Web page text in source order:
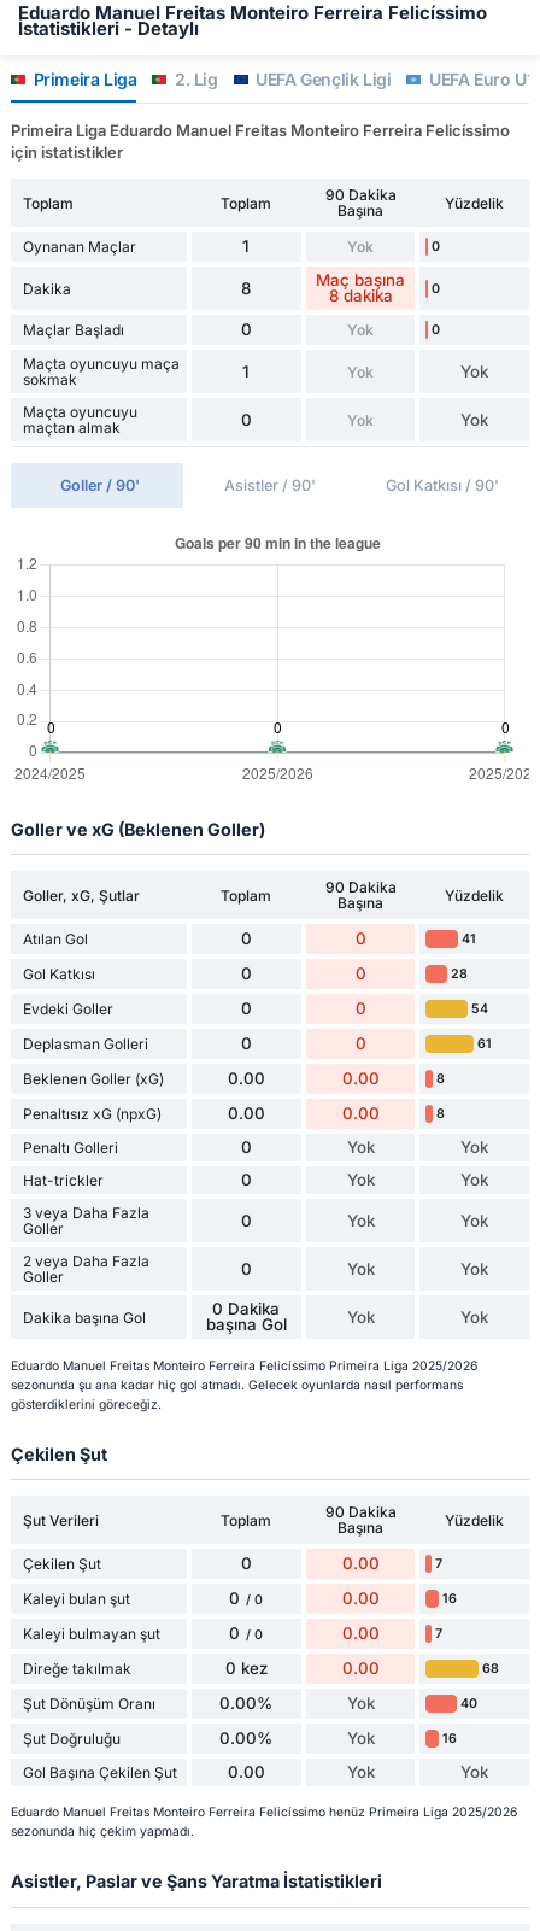
Eduardo Manuel Freitas Monteiro Ferreira Felicíssimo
İstatistikleri - Detaylı
Primeira Liga 2. Lig UEFA Gençlik Ligi UEFA Euro
Primeira Liga Eduardo Manuel Freitas Monteiro Ferreira Felicíssimo
için istatistikler
Toplam Toplam
90 Dakika
Başına
Yüzdelik
Oynanan Maçlar 1 Yok 0
Dakika 8
Maç başına
8 dakika
0
Maçlar Başladı 0 Yok 0
Maçta oyuncuyu maça
sokmak
1 Yok Yok
Maçta oyuncuyu
maçtan almak
0 Yok Yok
Goller / 90' Asistler / 90' Gol Katkısı / 90'
Goller ve xG (Beklenen Goller)
Goller, xG, Şutlar Toplam
90 Dakika
Başına
Yüzdelik
Atılan Gol 0 0 41
Gol Katkısı 0 0 28
Evdeki Goller 0 0 54
Deplasman Golleri 0 0 61
Beklenen Goller (xG) 0.00 0.00 8
Penaltısız xG (npxG) 0.00 0.00 8
Penaltı Golleri 0 Yok Yok
Hat-trickler 0 Yok Yok
3 veya Daha Fazla
Goller
0 Yok Yok
2 veya Daha Fazla
Goller
0 Yok Yok
Dakika başına Gol
0 Dakika
başına Gol
Yok Yok
Eduardo Manuel Freitas Monteiro Ferreira Felicíssimo Primeira Liga 2025/2026
sezonunda şu ana kadar hiç gol atmadı. Gelecek oyunlarda nasıl performans
gösterdiklerini göreceğiz.
Çekilen Şut
Şut Verileri Toplam
90 Dakika
Başına
Yüzdelik
Çekilen Şut 0 0.00 7
Kaleyi bulan şut 0 / 0 0.00 16
Kaleyi bulmayan şut 0 / 0 0.00 7
Direğe takılmak 0 kez 0.00 68
Şut Dönüşüm Oranı 0.00% Yok 40
Şut Doğruluğu 0.00% Yok 16
Gol Başına Çekilen Şut 0.00 Yok Yok
Eduardo Manuel Freitas Monteiro Ferreira Felicíssimo henüz Primeira Liga 2025/2026
sezonunda hiç çekim yapmadı.
Asistler, Paslar ve Şans Yaratma İstatistikleri